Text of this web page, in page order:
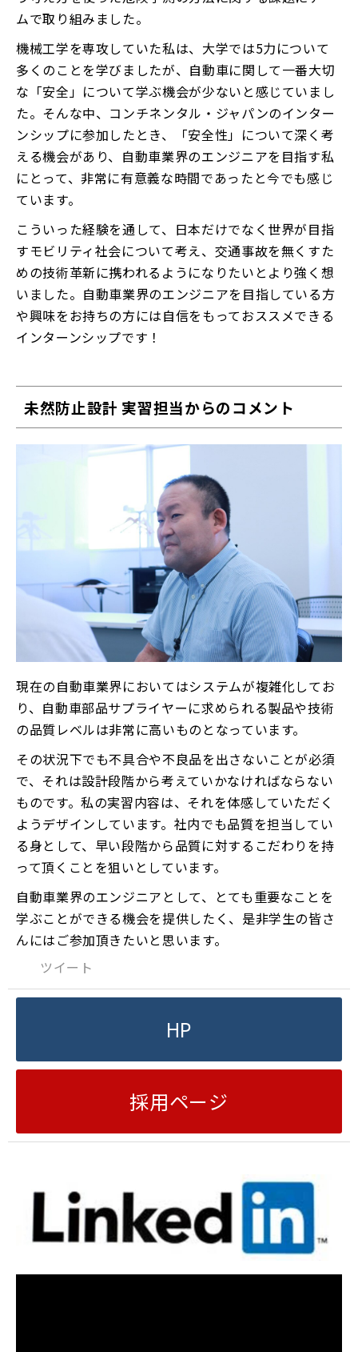
ムで取り組みました。
機械工学を専攻していた私は、大学では5力について
多くのことを学びましたが、自動車に関して一番大切
な「安全」について学ぶ機会が少ないと感じていまし
た。そんな中、コンチネンタル・ジャパンのインター
ンシップに参加したとき、「安全性」について深く考
える機会があり、自動車業界のエンジニアを目指す私
にとって、非常に有意義な時間であったと今でも感じ
ています。
こういった経験を通して、日本だけでなく世界が目指
すモビリティ社会について考え、交通事故を無くすた
めの技術革新に携われるようになりたいとより強く想
いました。自動車業界のエンジニアを目指している方
や興味をお持ちの方には自信をもっておススメできる
インターンシップです！
未然防止設計 実習担当からのコメント
現在の自動車業界においてはシステムが複雑化してお
り、自動車部品サプライヤーに求められる製品や技術
の品質レベルは非常に高いものとなっています。
その状況下でも不具合や不良品を出さないことが必須
で、それは設計段階から考えていかなければならない
ものです。私の実習内容は、それを体感していただく
ようデザインしています。社内でも品質を担当してい
る身として、早い段階から品質に対するこだわりを持
って頂くことを狙いとしています。
自動車業界のエンジニアとして、とても重要なことを
学ぶことができる機会を提供したく、是非学生の皆さ
んにはご参加頂きたいと思います。
ツイート
HP
採用ページ